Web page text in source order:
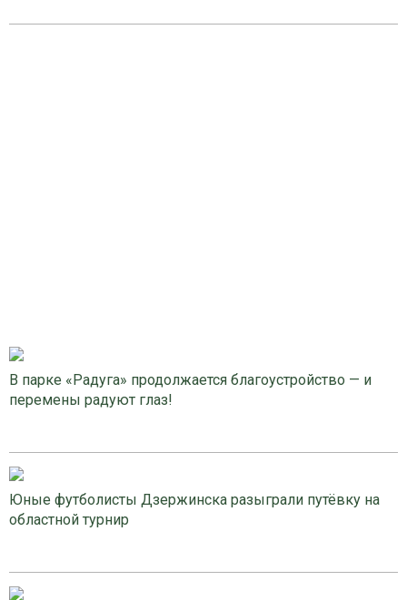
В парке «Радуга» продолжается благоустройство — и
перемены радуют глаз!
Юные футболисты Дзержинска разыграли путёвку на
областной турнир